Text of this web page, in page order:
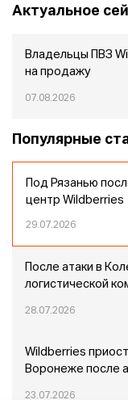
Актуальное
Владельцы ПВЗ
на продажу
07.08.2026
Популярные
Под Рязанью
центр Wildberries
29.07.2026
После атаки в
логистической
28.07.2026
Wildberries
Воронеже после
23.07.2026